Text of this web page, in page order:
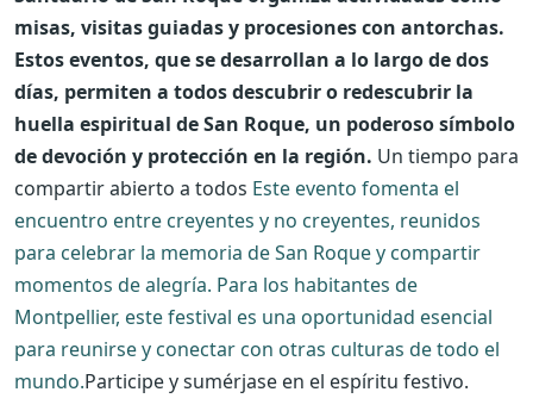
misas, visitas guiadas y procesiones con antorchas.
Estos eventos, que se desarrollan a lo largo de dos
días, permiten a todos descubrir o redescubrir la
huella espiritual de San Roque, un poderoso símbolo
de devoción y protección en la región. Un tiempo para
compartir abierto a todos Este evento fomenta el
encuentro entre creyentes y no creyentes, reunidos
para celebrar la memoria de San Roque y compartir
momentos de alegría. Para los habitantes de
Montpellier, este festival es una oportunidad esencial
para reunirse y conectar con otras culturas de todo el
mundo.Participe y sumérjase en el espíritu festivo.